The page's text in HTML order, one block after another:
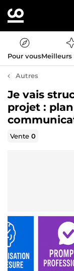
Pour vousMeilleurs
Autres
Je vais
projet :
Vente0